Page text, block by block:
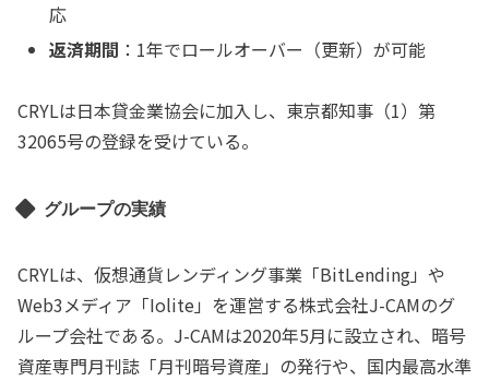
応
返済期間 ：1年でロールオーバー（更新）が可能
CRYLは日本貸金業協会に加入し、東京都知事（1）第
32065号の登録を受けている。
グループの実績
CRYLは、仮想通貨レンディング事業「BitLending」や
Web3メディア「Iolite」を運営する株式会社J-CAMのグ
ループ会社である。J-CAMは2020年5月に設立され、暗号
資産専門月刊誌「月刊暗号資産」の発行や、国内最高水準